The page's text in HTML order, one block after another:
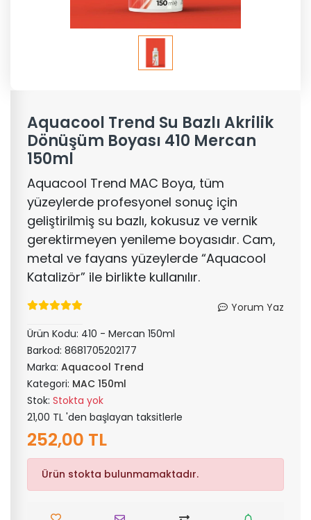
Aquacool Trend Su Bazlı Akrilik
Dönüşüm Boyası 410 Mercan
150ml
Aquacool Trend MAC Boya, tüm
yüzeylerde profesyonel sonuç için
geliştirilmiş su bazlı, kokusuz ve vernik
gerektirmeyen yenileme boyasıdır. Cam,
metal ve fayans yüzeylerde “Aquacool
Katalizör” ile birlikte kullanılır.
Yorum Yaz
Ürün Kodu: 410 - Mercan 150ml
Barkod: 8681705202177
Marka: Aquacool Trend
Kategori: MAC 150ml
Stok: Stokta yok
21,00 TL 'den başlayan taksitlerle
252,00 TL
Ürün stokta bulunmamaktadır.